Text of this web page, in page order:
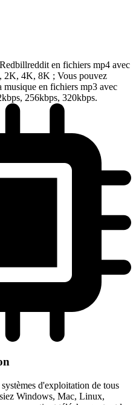
en fichiers mp4 avec
2K, 4K, 8K ; Vous pouvez
musique en fichiers mp3 avec
256kbps, 320kbps.
d'exploitation de tous
Windows, Mac, Linux,